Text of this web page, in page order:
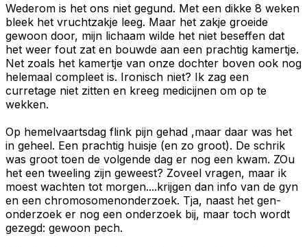
Wederom is het ons niet gegund. Met een dikke 8 weken
bleek het vruchtzakje leeg. Maar het zakje groeide
gewoon door, mijn lichaam wilde het niet beseffen dat
het weer fout zat en bouwde aan een prachtig kamertje.
Net zoals het kamertje van onze dochter boven ook nog
helemaal compleet is. Ironisch niet? Ik zag een
curretage niet zitten en kreeg medicijnen om op te
wekken.
Op hemelvaartsdag flink pijn gehad ,maar daar was het
in geheel. Een prachtig huisje (en zo groot). De schrik
was groot toen de volgende dag er nog een kwam. ZOu
het een tweeling zijn geweest? Zoveel vragen, maar ik
moest wachten tot morgen....krijgen dan info van de gyn
en een chromosomenonderzoek. Tja, naast het gen-
onderzoek er nog een onderzoek bij, maar toch wordt
gezegd: gewoon pech.